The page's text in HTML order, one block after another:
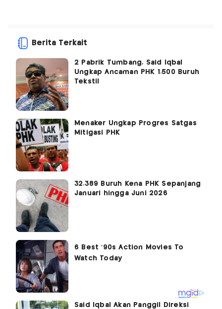
Berita Terkait
2 Pabrik Tumbang, Said Iqbal
Ungkap Ancaman PHK 1.500 Buruh
Tekstil
Menaker Ungkap Progres Satgas
Mitigasi PHK
32.389 Buruh Kena PHK Sepanjang
Januari hingga Juni 2026
Said Iqbal Akan Panggil Direksi